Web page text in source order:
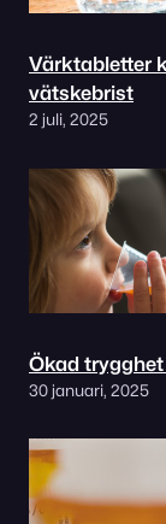
Värktabletter
vätskebrist
2 juli, 2025
Ökad
30 januari, 2025